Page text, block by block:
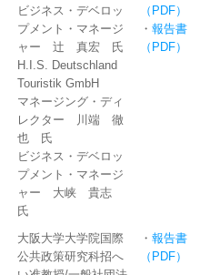
ビジネス・デベロッ
プメント・マネージ
ャー 辻 真宏 氏
H.I.S. Deutschland
Touristik GmbH
マネージング・ディ
レクター 川端 徹
也 氏
ビジネス・デベロッ
プメント・マネージ
ャー 大峡 貴志
氏
（PDF）
・ 報告書
（PDF）
大阪大学大学院国際
公共政策研究科招へ
・ 報告書
（PDF）